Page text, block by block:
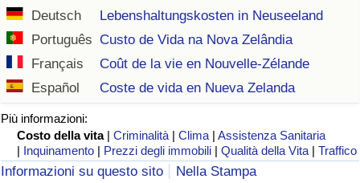
Deutsch
Lebenshaltungskosten in Neuseeland
Português Custo de Vida na Nova Zelândia
Français
Coût de la vie en Nouvelle-Zélande
Español
Coste de vida en Nueva Zelanda
Più informazioni:
Costo della vita |Criminalità |Clima |Assistenza Sanitaria
| Inquinamento | Prezzi degli immobili |Qualità della Vita |Traffico
Informazioni su questo sito Nella Stampa